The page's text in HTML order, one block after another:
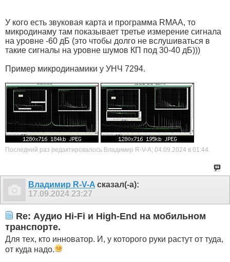
У кого есть звуковая карта и программа RMAA, то
микродинаму там показывает третье измерение сигнала
на уровне -60 дБ (это чтобы долго не вслушиваться в
такие сигналы на уровне шумов КП под 30-40 дБ)))
Пример микродинамики у УНЧ 7294.
Последний раз редактировалось Владимир R-V-A; 04.09.2024 в 01:44.
Владимир R-V-A сказал(-а):
17.09.2024 23:27
Re: Аудио Hi-Fi и High-End на мобильном
транспорте.
Для тех, кто инноватор. И, у которого руки растут от туда,
от куда надо.